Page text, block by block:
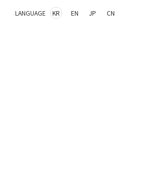
LANGUAGE KR EN JP CN